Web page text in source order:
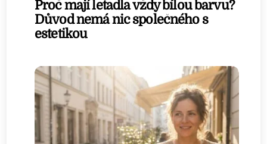
Proč mají letadla vždy bílou barvu?
Důvod nemá nic společného s
estetikou